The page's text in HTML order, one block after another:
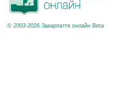
© 2003-2026 Закарпаття онлайн Beta